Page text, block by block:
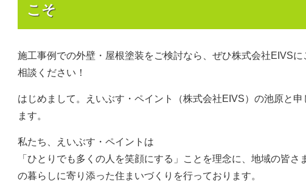
こそ
施工事例での外壁・屋根塗装をご検討なら、ぜひ株式会社EIVSに
相談ください！
はじめまして。えいぶす・ペイント（株式会社EIVS）の池原と申
ます。
私たち、えいぶす・ペイントは
「ひとりでも多くの人を笑顔にする」ことを理念に、地域の皆さ
の暮らしに寄り添った住まいづくりを行っております。